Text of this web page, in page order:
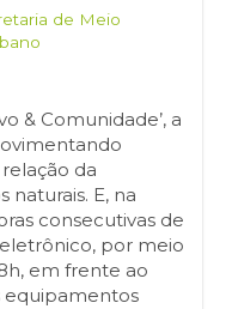
de Meio
& Comunidade’, a
da
naturais. E, na
consecutivas de
por meio
em frente ao
equipamentos